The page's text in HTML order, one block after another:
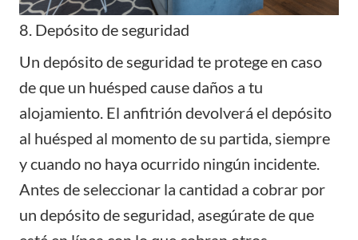
8. Depósito de seguridad
Un depósito de seguridad te protege en caso
de que un huésped cause daños a tu
alojamiento. El anfitrión devolverá el depósito
al huésped al momento de su partida, siempre
y cuando no haya ocurrido ningún incidente.
Antes de seleccionar la cantidad a cobrar por
un depósito de seguridad, asegúrate de que